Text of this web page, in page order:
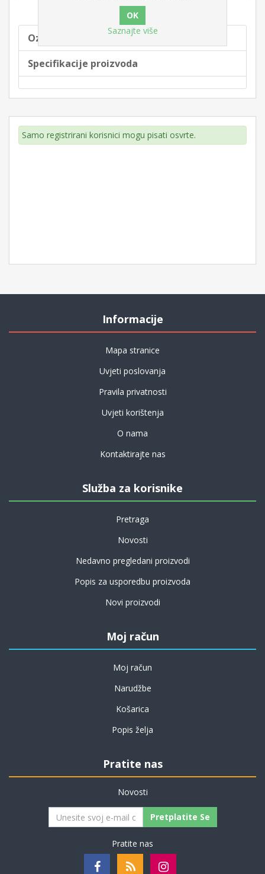
Oznake proizvoda
Specifikacije proizvoda
Samo registrirani korisnici mogu pisati osvrte.
Informacije
Mapa stranice
Uvjeti poslovanja
Pravila privatnosti
Uvjeti korištenja
O nama
Kontaktirajte nas
Služba za korisnike
Pretraga
Novosti
Nedavno pregledani proizvodi
Popis za usporedbu proizvoda
Novi proizvodi
Moj račun
Moj račun
Narudžbe
Košarica
Popis želja
Pratite nas
Novosti
Pretplatite Se
Pratite nas
Saznajte više